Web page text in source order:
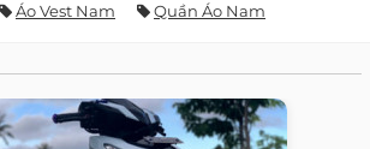
Áo Vest Nam Quần Áo Nam